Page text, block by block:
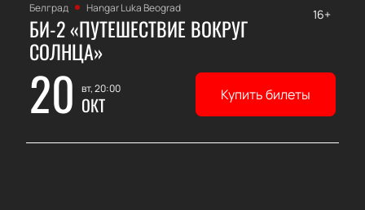
Белград Hangar Luka Beograd
БИ-2 «ПУТЕШЕСТВИЕ ВОКРУГ
СОЛНЦА»
20 вт, 20:00
ОКТ
16+
Купить билеты